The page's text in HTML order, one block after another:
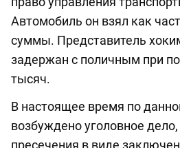
Автомобиль он взял как
суммы. Представитель
задержан с поличным при
тысяч.
В настоящее время по
возбуждено уголовное
пресечения в виде